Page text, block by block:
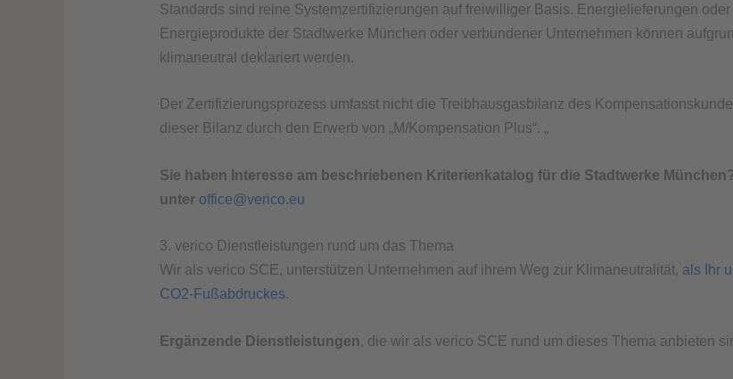
Standards sind reine Systemzertifizierungen auf freiwilliger Basis. Energielieferungen
Energieprodukte der Stadtwerke München oder verbundener Unternehmen können
klimaneutral deklariert werden.
Der Zertifizierungsprozess umfasst nicht die Treibhausgasbilanz des
dieser Bilanz durch den Erwerb von „M/Kompensation Plus“. „
Sie haben Interesse am beschriebenen Kriterienkatalog für die Stadtwerke
unter office@verico.eu
3. verico Dienstleistungen rund um das Thema
Wir als verico SCE, unterstützen Unternehmen auf ihrem Weg zur Klimaneutralität, als Ihr
CO2-Fußabdruckes.
Ergänzende Dienstleistungen, die wir als verico SCE rund um dieses Thema anbieten